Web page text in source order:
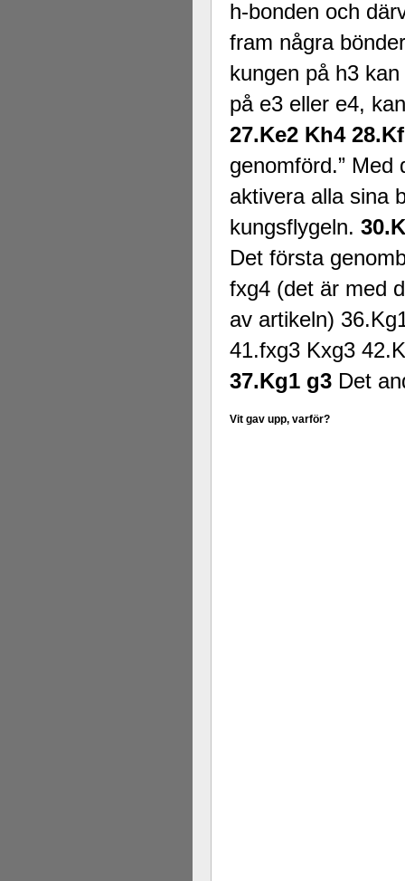
h-bonden och
fram några
kungen på h3
på e3 eller e4,
27.Ke2 Kh4
genomförd.”
aktivera alla sina
kungsflygeln.
Det första
fxg4 (det är med
av artikeln)
41.fxg3 Kxg3
37.Kg1 g3 Det
Vit gav upp, varför?